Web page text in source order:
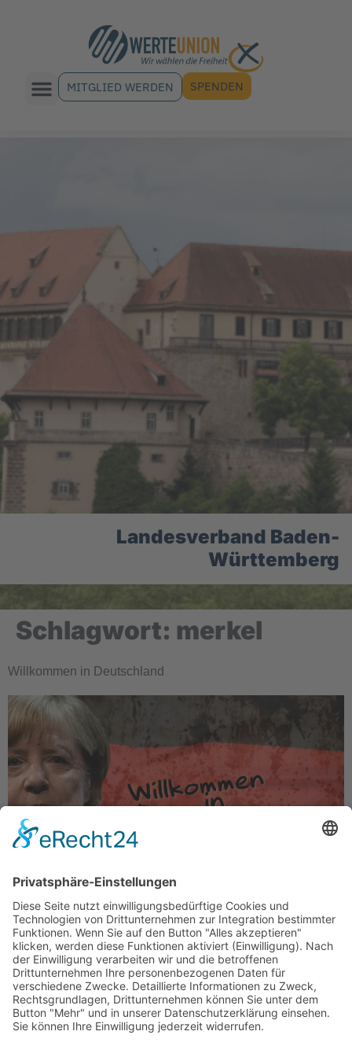
MITGLIED WERDEN SPENDEN
Landesverband Baden-
Württemberg
Schlagwort: merkel
Willkommen in Deutschland
Oder: Wie mir Schritt für Schritt Merkels Absichten
klar wurden Von Volker Boelsch – 1995 habe ich
geheiratet. Die Braut stammt aus Südostasien, ist
Kind einer einflussreichen Bankerfamilie in Quezon
[…]